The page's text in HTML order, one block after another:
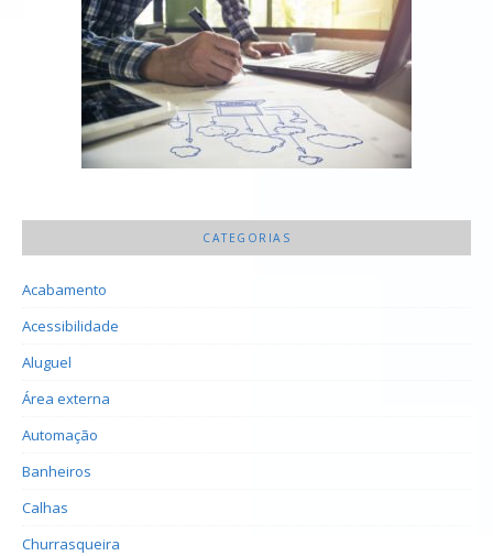
CATEGORIAS
Acabamento
Acessibilidade
Aluguel
Área externa
Automação
Banheiros
Calhas
Churrasqueira